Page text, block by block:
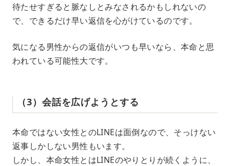
待たせすぎると脈なしとみなされるかもしれないの
で、できるだけ早い返信を心がけているのです。
気になる男性からの返信がいつも早いなら、本命と思
われている可能性大です。
（3）会話を広げようとする
本命ではない女性とのLINEは面倒なので、そっけない
返事しかしない男性もいます。
しかし、本命女性とはLINEのやりとりが続くように、